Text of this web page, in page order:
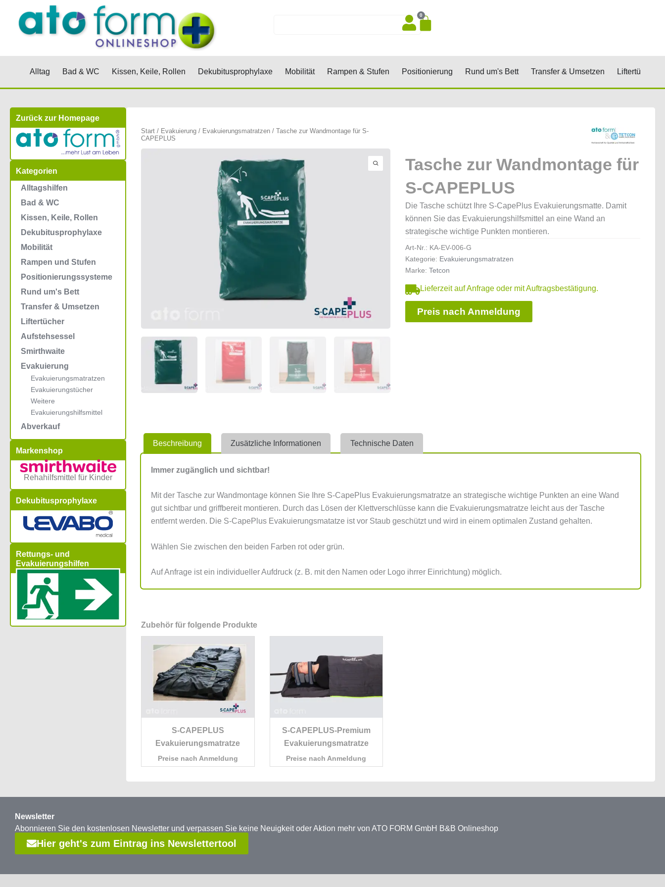
springen
0
Warenkorb
Alltag Öffne Alltag
Bad & WC Öffne Bad & WC
Kissen, Keile, Rollen Öffne Kissen, Keile, Rollen
Dekubitusprophylaxe Öffne Dekubitusprophylaxe
Mobilität Öffne Mobilität
Rampen & Stufen Öffne Rampen & Stufen
Positionierung Öffne Positionierung
Rund um's Bett Öffne Rund um's Bett
Transfer & Umsetzen Öffne Transfer
Liftertücher
Zurück zur Homepage
Kategorien
Alltagshilfen
Bad & WC
Kissen, Keile, Rollen
Dekubitusprophylaxe
Mobilität
Rampen und Stufen
Positionierungssysteme
Rund um's Bett
Transfer & Umsetzen
Liftertücher
Aufstehsessel
Smirthwaite
Evakuierung
Evakuierungsmatratzen
Evakuierungstücher
Weitere
Evakuierungshilfsmittel
Abverkauf
Markenshop
Rehahilfsmittel für Kinder
Dekubitusprophylaxe
Rettungs- und
Evakuierungshilfen
Start/ Evakuierung/ Evakuierungsmatratzen/ Tasche zur Wandmontage für S-
CAPEPLUS
Tasche zur Wandmontage für
S-CAPEPLUS
Die Tasche schützt Ihre S-CapePlus Evakuierungsmatte. Damit
können Sie das Evakuierungshilfsmittel an eine Wand an
strategische wichtige Punkten montieren.
Art-Nr.: KA-EV-006-G
Kategorie: Evakuierungsmatratzen
Marke:Tetcon
Lieferzeit auf Anfrage oder mit Auftragsbestätigung.
Preis nach Anmeldung
Beschreibung Zusätzliche Informationen Technische Daten
Immer zugänglich und sichtbar!
Mit der Tasche zur Wandmontage können Sie Ihre S-CapePlus Evakuierungsmatratze an strategische wichtige Punkten an eine Wand
gut sichtbar und griffbereit montieren. Durch das Lösen der Klettverschlüsse kann die Evakuierungsmatratze leicht aus der Tasche
entfernt werden. Die S-CapePlus Evakuierungsmatatze ist vor Staub geschützt und wird in einem optimalen Zustand gehalten.
Wählen Sie zwischen den beiden Farben rot oder grün.
Auf Anfrage ist ein individueller Aufdruck (z. B. mit den Namen oder Logo ihrrer Einrichtung) möglich.
Zubehör für folgende Produkte
S-CAPEPLUS
Evakuierungsmatratze
Preise nach Anmeldung
S-CAPEPLUS-Premium
Evakuierungsmatratze
Preise nach Anmeldung
Newsletter
Abonnieren Sie den kostenlosen Newsletter und verpassen Sie keine Neuigkeit oder Aktion mehr von ATO FORM GmbH B&B Onlineshop
Hier geht's zum Eintrag ins Newslettertool